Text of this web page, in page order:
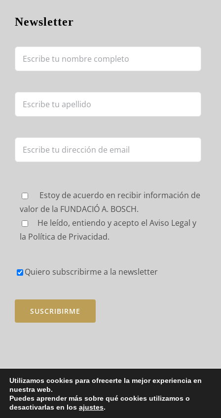
Newsletter
Estoy de acuerdo en recibir información de
valor de la FUNDACIÓ A. BOSCH.
He leído, entiendo y acepto el Aviso Legal y
la Política de Privacidad.
Quiero subscribirme a la newsletter
Copyright 2021 - Fundació Albert Bosch |
Utilizamos cookies para ofrecerte la mejor experiencia en
nuestra web.
Puedes aprender más sobre qué cookies utilizamos o
desactivarlas en los ajustes.